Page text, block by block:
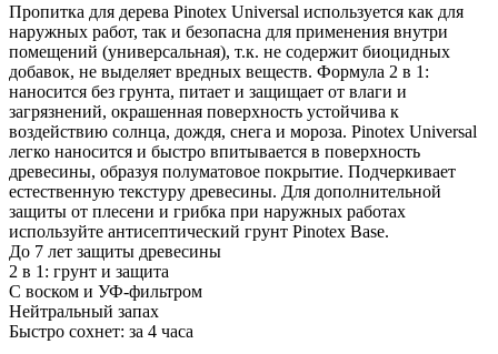
Пропитка для дерева Pinotex Universal используется как для
наружных работ, так и безопасна для применения внутри
помещений (универсальная), т.к. не содержит биоцидных
добавок, не выделяет вредных веществ. Формула 2 в 1:
наносится без грунта, питает и защищает от влаги и
загрязнений, окрашенная поверхность устойчива к
воздействию солнца, дождя, снега и мороза. Pinotex Universal
легко наносится и быстро впитывается в поверхность
древесины, образуя полуматовое покрытие. Подчеркивает
естественную текстуру древесины. Для дополнительной
защиты от плесени и грибка при наружных работах
используйте антисептический грунт Pinotex Base.
До 7 лет защиты древесины
2 в 1: грунт и защита
С воском и УФ-фильтром
Нейтральный запах
Быстро сохнет: за 4 часа